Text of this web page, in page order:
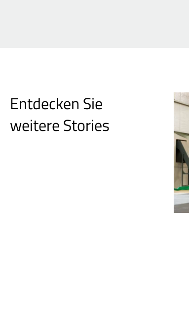
Entdecken Sie
weitere Stories